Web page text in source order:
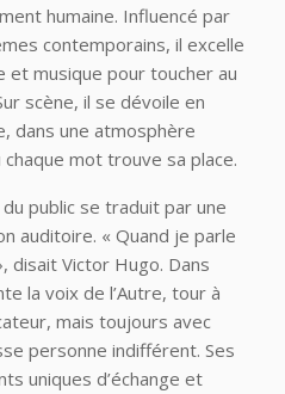
humaine. Influencé par
contemporains, il excelle
et musique pour toucher au
scène, il se dévoile en
dans une atmosphère
mot trouve sa place.
public se traduit par une
auditoire. « Quand je parle
disait Victor Hugo. Dans
la voix de l’Autre, tour à
mais toujours avec
personne indifférent. Ses
uniques d’échange et